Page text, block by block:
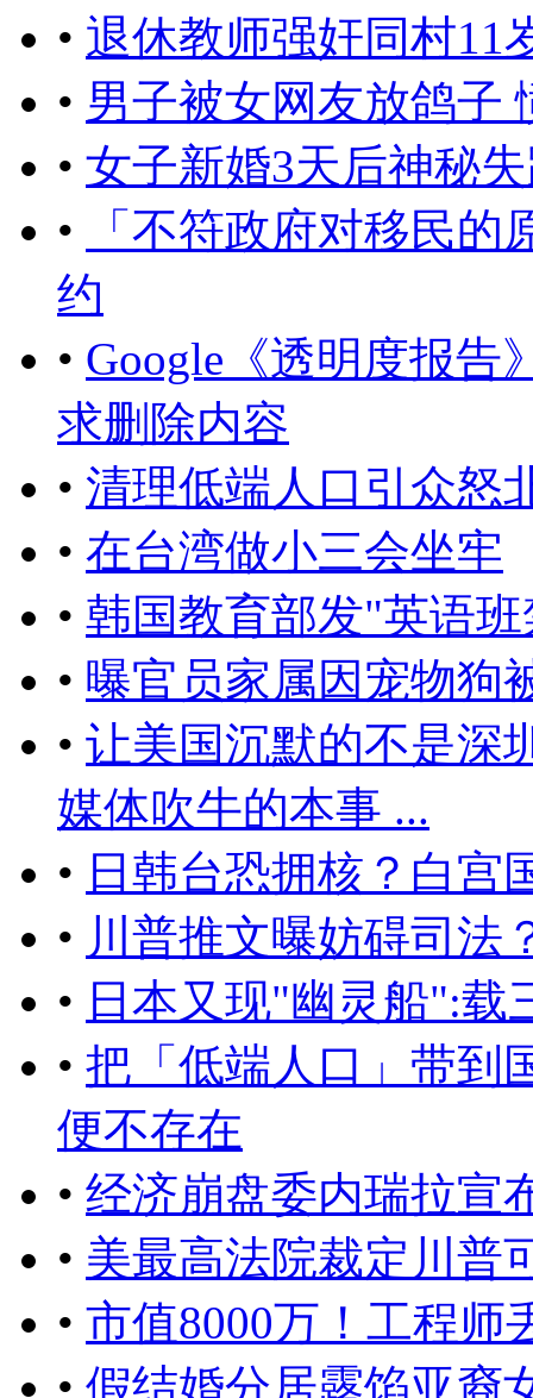
• 退休教师强奸同村11
• 男子被女网友放鸽子
• 女子新婚3天后神秘
•
「不符政府对移民
约
• Google《透明度报告
求删除内容
• 清理低端人口引众怒
• 在台湾做小三会坐牢
• 韩国教育部发"英语
• 曝官员家属因宠物狗
• 让美国沉默的不是深
媒体吹牛的本事 ...
• 日韩台恐拥核？白宫
• 川普推文曝妨碍司法
• 日本又现"幽灵船":载
• 把「低端人口」带到
便不存在
• 经济崩盘委内瑞拉宣
• 美最高法院裁定川普
• 市值8000万！工程师
• 假结婚分居露馅亚裔